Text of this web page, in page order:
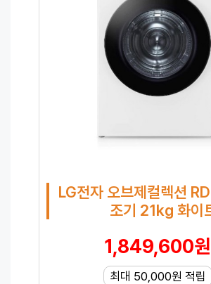
LG전자 오브제컬렉션
조기 21kg 화이
1,849,600원
최대 50,000원 적립